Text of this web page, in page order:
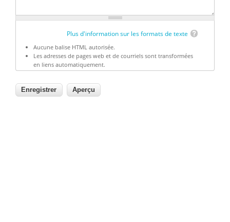
Plus d'information sur les formats de texte
Aucune balise HTML autorisée.
Les adresses de pages web et de courriels sont transformées
en liens automatiquement.